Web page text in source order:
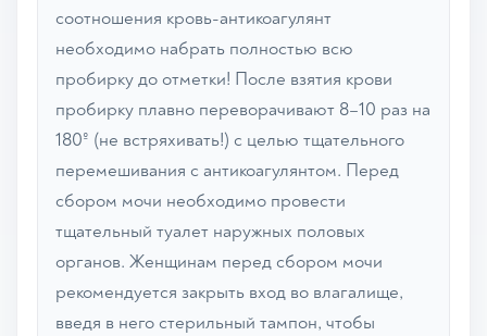
соотношения кровь-антикоагулянт
необходимо набрать полностью всю
пробирку до отметки! После взятия крови
пробирку плавно переворачивают 8–10 раз на
180º (не встряхивать!) с целью тщательного
перемешивания с антикоагулянтом. Перед
сбором мочи необходимо провести
тщательный туалет наружных половых
органов. Женщинам перед сбором мочи
рекомендуется закрыть вход во влагалище,
введя в него стерильный тампон, чтобы